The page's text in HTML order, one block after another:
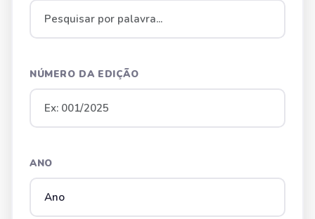
NÚMERO DA EDIÇÃO
ANO